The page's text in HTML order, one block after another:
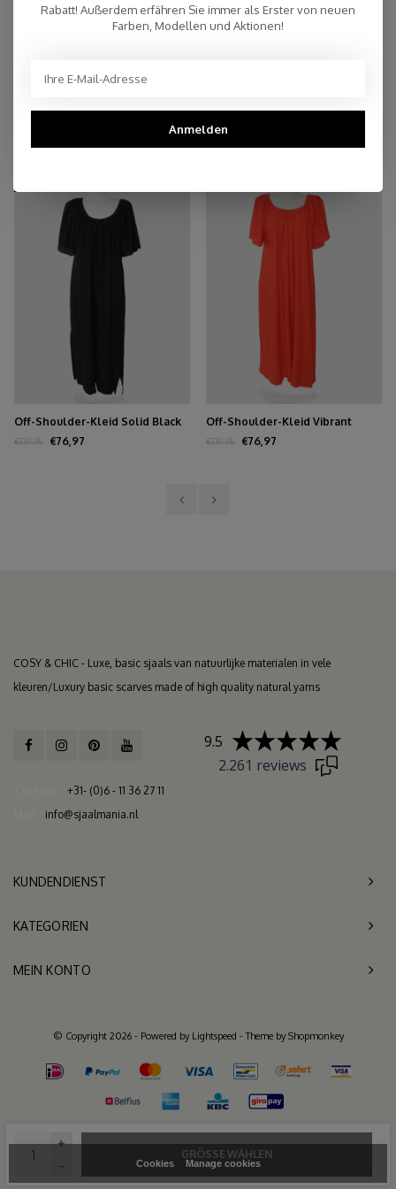
+
-
GRÖSSE WÄHLEN
Top Reviews 9.4
You may also like
Off-Shoulder-Kleid Solid Black
€139,95 €76,97
Off-Shoulder-Kleid Vibrant
Orange
€139,95 €76,97
COSY & CHIC - Luxe, basic sjaals van natuurlijke materialen in vele
kleuren/Luxury basic scarves made of high quality natural yarns
+31- (0)6 - 11 36 27 11
info@sjaalmania.nl
9.5
2.261 reviews
KUNDENDIENST
KATEGORIEN
MEIN KONTO
© Copyright 2026 - Powered by Lightspeed - Theme byShopmonkey
Cookies Manage cookies
Rabatt! Außerdem erfähren Sie immer als Erster von neuen
Farben, Modellen und Aktionen!
Anmelden